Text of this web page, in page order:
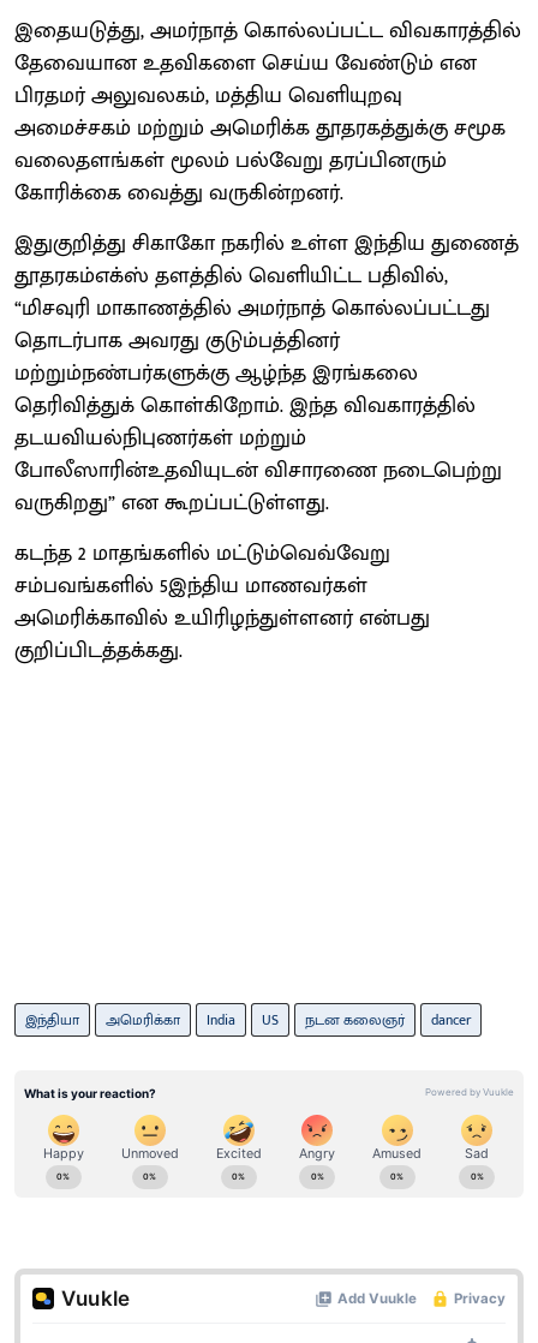
இதையடுத்து, அமர்நாத் கொல்லப்பட்ட விவகாரத்தில்
தேவையான உதவிகளை செய்ய வேண்டும் என
பிரதமர் அலுவலகம், மத்திய வெளியுறவு
அமைச்சகம் மற்றும் அமெரிக்க தூதரகத்துக்கு சமூக
வலைதளங்கள் மூலம் பல்வேறு தரப்பினரும்
கோரிக்கை வைத்து வருகின்றனர்.
இதுகுறித்து சிகாகோ நகரில் உள்ள இந்திய துணைத்
தூதரகம்எக்ஸ் தளத்தில் வெளியிட்ட பதிவில்,
“மிசவுரி மாகாணத்தில் அமர்நாத் கொல்லப்பட்டது
தொடர்பாக அவரது குடும்பத்தினர்
மற்றும்நண்பர்களுக்கு ஆழ்ந்த இரங்கலை
தெரிவித்துக் கொள்கிறோம். இந்த விவகாரத்தில்
தடயவியல்நிபுணர்கள் மற்றும்
போலீஸாரின்உதவியுடன் விசாரணை நடைபெற்று
வருகிறது” என கூறப்பட்டுள்ளது.
கடந்த 2 மாதங்களில் மட்டும்வெவ்வேறு
சம்பவங்களில் 5இந்திய மாணவர்கள்
அமெரிக்காவில் உயிரிழந்துள்ளனர் என்பது
குறிப்பிடத்தக்கது.
இந்தியா அமெரிக்கா India US நடன கலைஞர் dancer